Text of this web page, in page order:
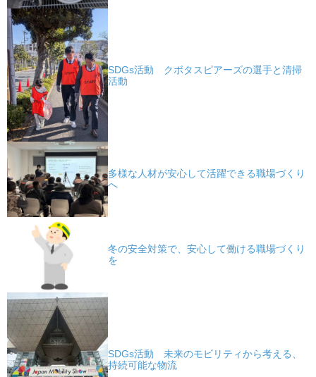
SDGs活動 クボタスピアーズの選手と清掃
活動
多様な人材が安心して活躍できる職場づくり
へ
冬の安全対策で、安心して働ける職場づくり
を
SDGs活動 未来のモビリティから考える、
持続可能な物流